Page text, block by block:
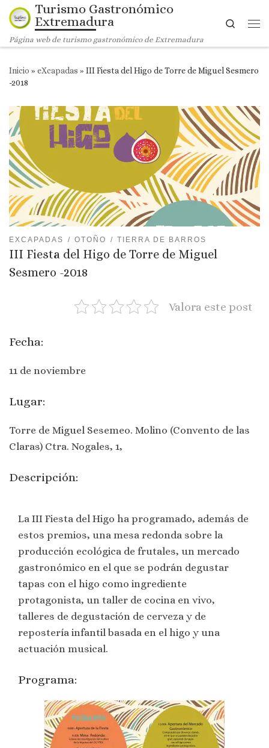
Saltar al contenido
Turismo Gastronómico
Extremadura
Página web de turismo gastronómico de Extremadura
Search
Inicio » eXcapadas » III Fiesta del Higo de Torre de Miguel Sesmero
-2018
EXCAPADAS OTOÑO TIERRA DE BARROS
III Fiesta del Higo de Torre de Miguel
Sesmero -2018
Valora este post
Fecha:
11 de noviembre
Lugar:
Torre de Miguel Sesemeo. Molino (Convento de las
Claras) Ctra. Nogales, 1,
Descripción:
La III Fiesta del Higo ha programado, además de
estos premios, una mesa redonda sobre la
producción ecológica de frutales, un mercado
gastronómico en el que se podrán degustar
tapas con el higo como ingrediente
protagonista, un taller de cocina en vivo,
talleres de degustación de cerveza y de
repostería infantil basada en el higo y una
actuación musical.
Programa: